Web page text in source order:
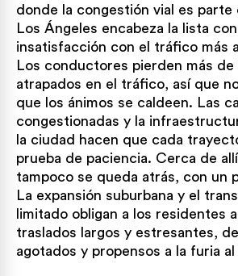
donde la congestión vial es parte
Los Ángeles encabeza la lista
insatisfacción con el tráfico más
Los conductores pierden más de
atrapados en el tráfico, así que
que los ánimos se caldeen. Las
congestionadas y la
la ciudad hacen que cada
prueba de paciencia. Cerca de
tampoco se queda atrás, con un
La expansión suburbana y el
limitado obligan a los residentes
traslados largos y estresantes,
agotados y propensos a la furia